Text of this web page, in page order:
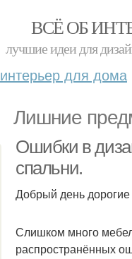
ВСЁ ОБ
лучшие идеи для
интерьер для дома
Лишние
Ошибки в
спальни.
Добрый день дорогие
Слишком много
распространённых